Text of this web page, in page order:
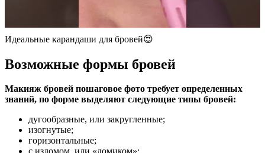
Идеальные карандаши для бровей😍
Возможные формы бровей
Макияж бровей пошаговое фото требует определенных
знаний, по форме выделяют следующие типы бровей:
дугообразные, или закругленные;
изогнутые;
горизонтальные;